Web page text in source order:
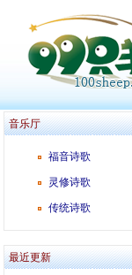
音乐厅
福音诗歌
灵修诗歌
传统诗歌
最近更新